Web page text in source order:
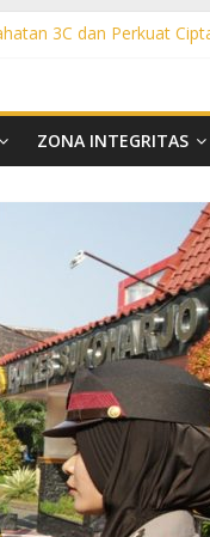
3C dan Perkuat
Antisipasi 3C
Kejahatan 3C dan
ZONA INTEGRITAS